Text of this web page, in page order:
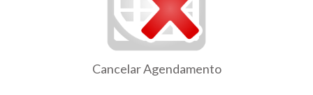
Cancelar Agendamento